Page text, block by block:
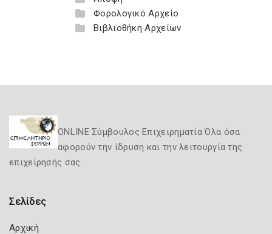
Φορολογικό Αρχείο
Βιβλιοθήκη Αρχείων
ONLINE Σύμβουλος Επιχειρηματία Όλα όσα
αφορούν την ίδρυση και την λειτουργία της
επιχείρησής σας.
Σελίδες
Αρχική